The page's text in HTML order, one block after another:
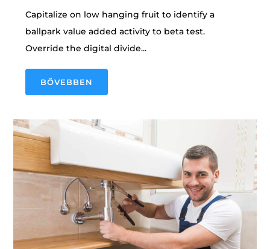
Capitalize on low hanging fruit to identify a
ballpark value added activity to beta test.
Override the digital divide...
BŐVEBBEN